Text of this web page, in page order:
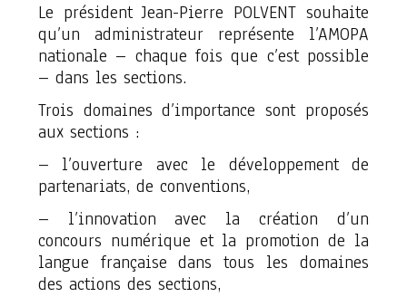
Le président Jean-Pierre POLVENT souhaite
qu’un administrateur représente l’AMOPA
nationale – chaque fois que c’est possible
– dans les sections.
Trois domaines d’importance sont proposés
aux sections :
– l’ouverture avec le développement de
partenariats, de conventions,
– l’innovation avec la création d’un
concours numérique et la promotion de la
langue française dans tous les domaines
des actions des sections,